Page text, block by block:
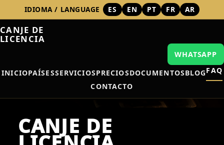
IDIOMA / LANGUAGE ES EN PT FR AR
CANJE DE
LICENCIA
INICIOPAÍSESSERVICIOSPRECIOSDOCUMENTOSBLOGFAQ
CONTACTO
WHATSAPP